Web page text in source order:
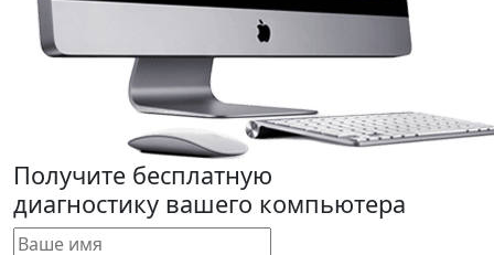
Получите бесплатную
диагностику вашего компьютера